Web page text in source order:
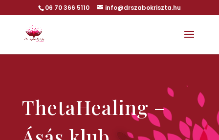
06 70 366 5110 info@drszabokriszta.hu
ThetaHealing –